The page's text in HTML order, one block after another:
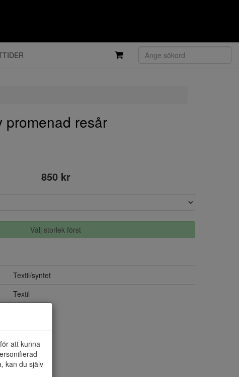
promenad resår
850 kr
Välj storlek först
Textil/syntet
Textil
att kunna
kan du själv